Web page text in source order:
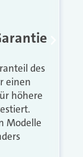
des
einen
höhere
Modelle